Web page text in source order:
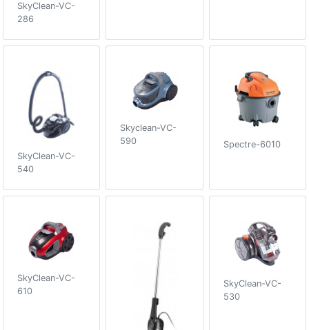
SkyClean-VC-
286
SkyClean-VC-
540
Skyclean-VC-
590
Spectre-6010
SkyClean-VC-
610
SkyClean-VC-
530